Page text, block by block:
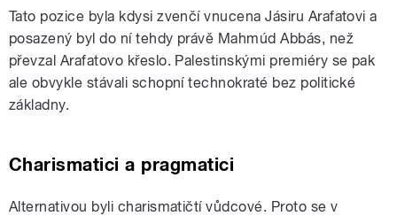
Tato pozice byla kdysi zvenčí vnucena Jásiru Arafatovi a
posazený byl do ní tehdy právě Mahmúd Abbás, než
převzal Arafatovo křeslo. Palestinskými premiéry se pak
ale obvykle stávali schopní technokraté bez politické
základny.
Charismatici a pragmatici
Alternativou byli charismatičtí vůdcové. Proto se v